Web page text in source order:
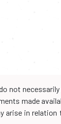
not
made
arise in relation